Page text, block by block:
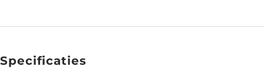
Specificaties